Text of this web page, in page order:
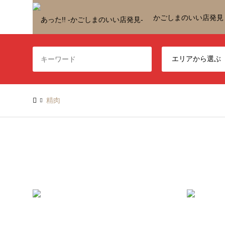
かごしまのいい店発見
精肉